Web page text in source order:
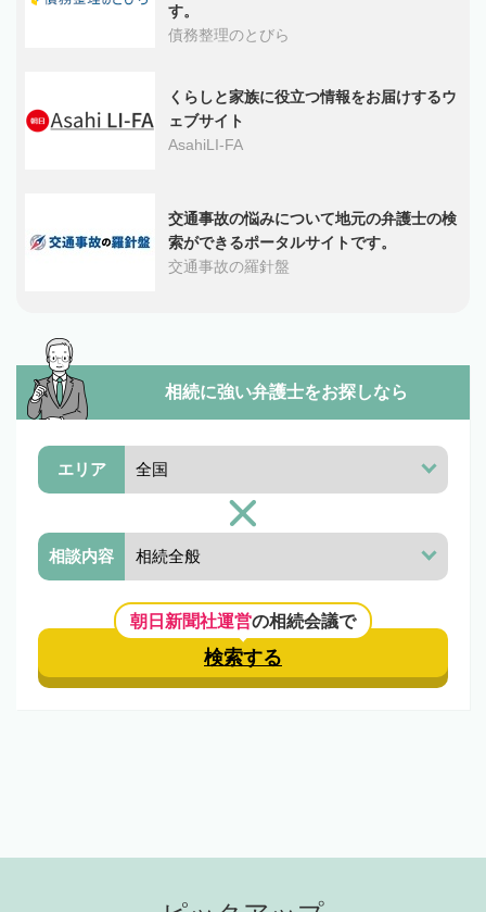
す。
債務整理のとびら
くらしと家族に役立つ情報をお届けするウ
ェブサイト
AsahiLI-FA
交通事故の悩みについて地元の弁護士の検
索ができるポータルサイトです。
交通事故の羅針盤
相続に強い弁護士をお探しなら
エリア
相談内容
朝日新聞社運営の相続会議で
検索する